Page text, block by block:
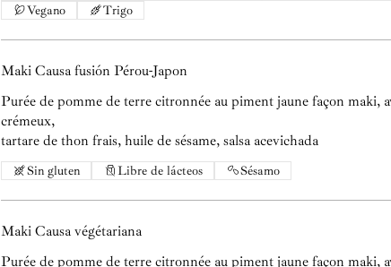
Vegano
Trigo
Maki Causa fusión Pérou-Japon
Purée de pomme de terre citronnée au piment jaune façon maki,
crémeux,
tartare de thon frais, huile de sésame, salsa acevichada
Sin gluten Libre de lácteos Sésamo
Maki Causa végétariana
Purée de pomme de terre citronnée au piment jaune façon maki,